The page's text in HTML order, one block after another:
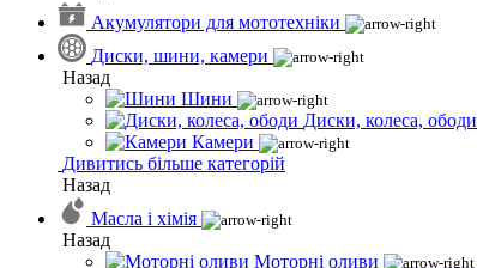
Акумулятори для мототехніки
Диски, шини, камери
Назад
Шини
Диски, колеса, ободи
Камери
Дивитись більше категорій
Назад
Масла і хімія
Назад
Моторні оливи